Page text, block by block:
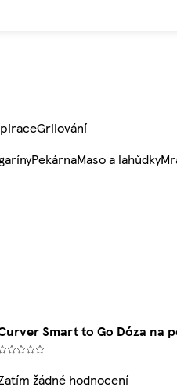
Grilování
PekárnaMaso a lahůdky
Smart to Go Dóza na
žádné hodnocení